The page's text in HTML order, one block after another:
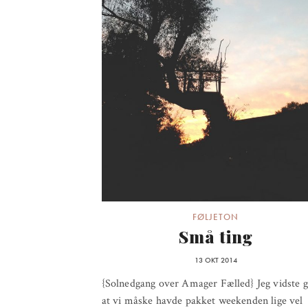
FØLJETON
Små ting
13 OKT 2014
{Solnedgang over Amager Fælled} Jeg vidste
at vi måske havde pakket weekenden lige vel